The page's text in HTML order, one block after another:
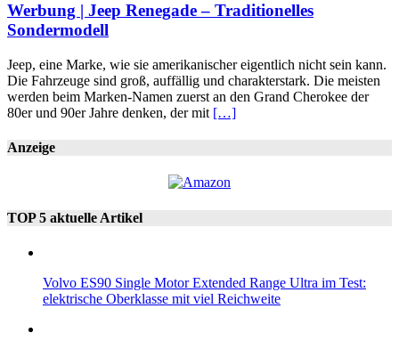
Werbung | Jeep Renegade – Traditionelles
Sondermodell
Jeep, eine Marke, wie sie amerikanischer eigentlich nicht sein kann.
Die Fahrzeuge sind groß, auffällig und charakterstark. Die meisten
werden beim Marken-Namen zuerst an den Grand Cherokee der
80er und 90er Jahre denken, der mit […]
Anzeige
TOP 5 aktuelle Artikel
Volvo ES90 Single Motor Extended Range Ultra im Test:
elektrische Oberklasse mit viel Reichweite